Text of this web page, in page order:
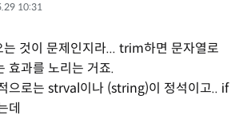
10:31
것이 문제인지라... trim하면 문자열로
효과를 노리는 거죠.
으로는 strval이나 (string)이 정석이고.. if
데